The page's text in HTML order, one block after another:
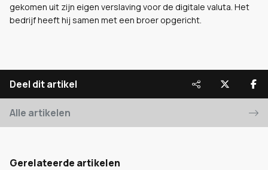
gekomen uit zijn eigen verslaving voor de digitale valuta. Het
bedrijf heeft hij samen met een broer opgericht.
Deel dit artikel
Alle artikelen
Gerelateerde artikelen